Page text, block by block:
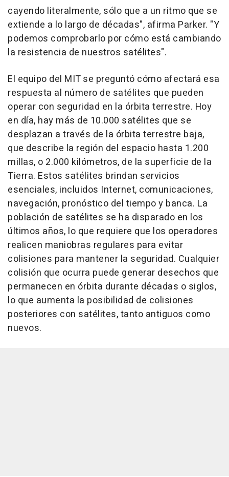
cayendo literalmente, sólo que a un ritmo que se
extiende a lo largo de décadas", afirma Parker. "Y
podemos comprobarlo por cómo está cambiando
la resistencia de nuestros satélites".
El equipo del MIT se preguntó cómo afectará esa
respuesta al número de satélites que pueden
operar con seguridad en la órbita terrestre. Hoy
en día, hay más de 10.000 satélites que se
desplazan a través de la órbita terrestre baja,
que describe la región del espacio hasta 1.200
millas, o 2.000 kilómetros, de la superficie de la
Tierra. Estos satélites brindan servicios
esenciales, incluidos Internet, comunicaciones,
navegación, pronóstico del tiempo y banca. La
población de satélites se ha disparado en los
últimos años, lo que requiere que los operadores
realicen maniobras regulares para evitar
colisiones para mantener la seguridad. Cualquier
colisión que ocurra puede generar desechos que
permanecen en órbita durante décadas o siglos,
lo que aumenta la posibilidad de colisiones
posteriores con satélites, tanto antiguos como
nuevos.